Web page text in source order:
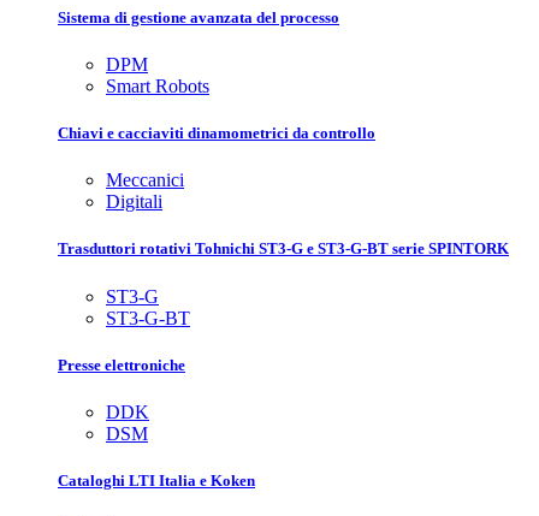
Sistema di gestione avanzata del processo
DPM
Smart Robots
Chiavi e cacciaviti dinamometrici da controllo
Meccanici
Digitali
Trasduttori rotativi Tohnichi ST3-G e ST3-G-BT serie SPINTORK
ST3-G
ST3-G-BT
Presse elettroniche
DDK
DSM
Cataloghi LTI Italia e Koken